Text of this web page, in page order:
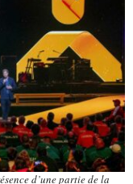
d’une partie de la